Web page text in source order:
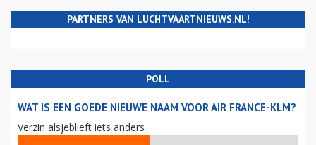
PARTNERS VAN LUCHTVAARTNIEUWS.NL!
POLL
WAT IS EEN GOEDE NIEUWE NAAM VOOR AIR FRANCE-KLM?
Verzin alsjeblieft iets anders